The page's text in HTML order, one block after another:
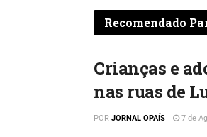
Recomendado
Crianças e
nas ruas de
POR JORNAL OPAÍS 7 de